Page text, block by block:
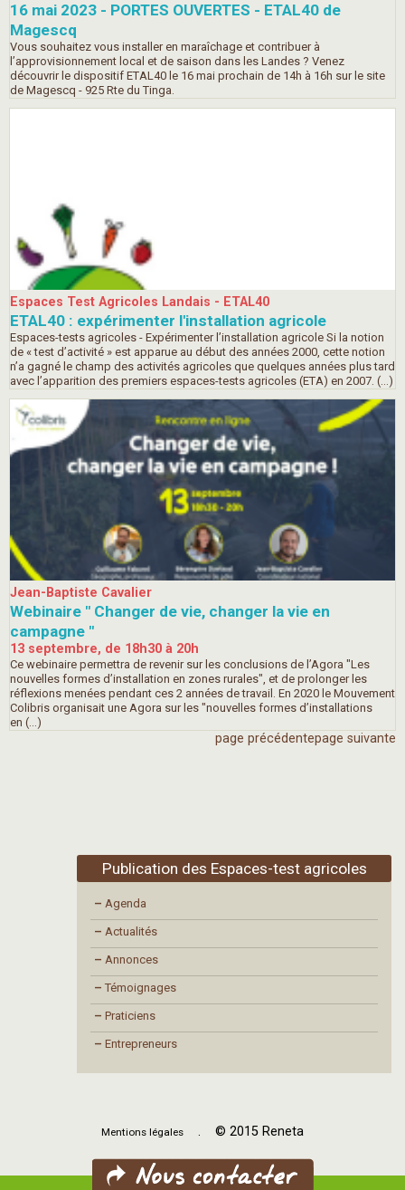
16 mai 2023 - PORTES OUVERTES - ETAL40 de
Magescq
Vous souhaitez vous installer en maraîchage et contribuer à
l’approvisionnement local et de saison dans les Landes ? Venez
découvrir le dispositif ETAL40 le 16 mai prochain de 14h à 16h sur le site
de Magescq - 925 Rte du Tinga.
Espaces Test Agricoles Landais - ETAL40
ETAL40 : expérimenter l'installation agricole
Espaces-tests agricoles - Expérimenter l’installation agricole Si la notion
de « test d’activité » est apparue au début des années 2000, cette notion
n’a gagné le champ des activités agricoles que quelques années plus tard
avec l’apparition des premiers espaces-tests agricoles (ETA) en 2007. (…)
Jean-Baptiste Cavalier
Webinaire " Changer de vie, changer la vie en
campagne "
13 septembre, de 18h30 à 20h
Ce webinaire permettra de revenir sur les conclusions de l’Agora "Les
nouvelles formes d’installation en zones rurales", et de prolonger les
réflexions menées pendant ces 2 années de travail. En 2020 le Mouvement
Colibris organisait une Agora sur les "nouvelles formes d’installations
en (…)
page précédentepage suivante
Publication des Espaces-test agricoles
– Agenda
– Actualités
– Annonces
– Témoignages
– Praticiens
– Entrepreneurs
Mentions légales . © 2015 Reneta